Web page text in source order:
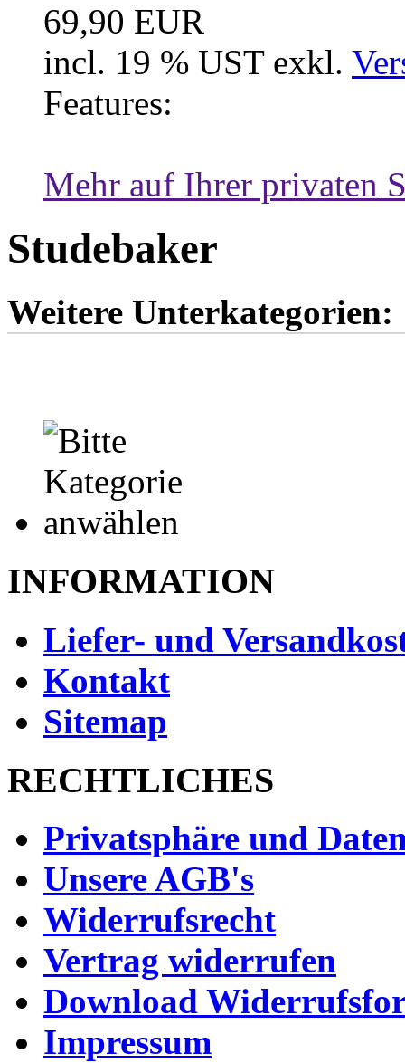
69,90 EUR
incl. 19 % UST exkl.
Features:
Mehr auf Ihrer privaten
Studebaker
Weitere Unterkategorien:
INFORMATION
Liefer- und
Kontakt
Sitemap
RECHTLICHES
Privatsphäre und
Unsere AGB's
Widerrufsrecht
Vertrag widerrufen
Download
Impressum